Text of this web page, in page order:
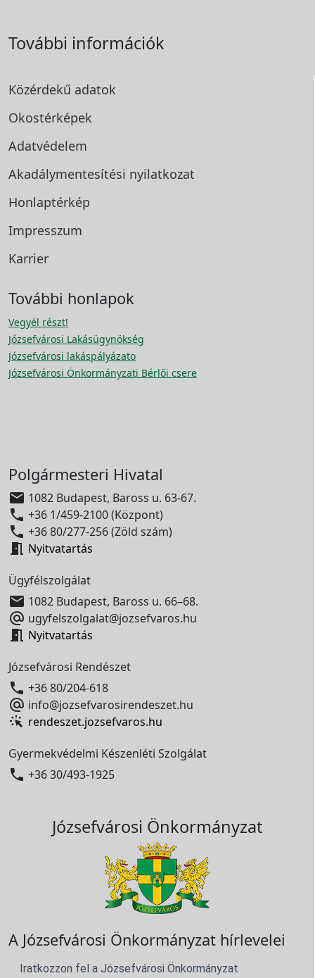
További információk
Közérdekű adatok
Okostérképek
Adatvédelem
Akadálymentesítési nyilatkozat
Honlaptérkép
Impresszum
Karrier
További honlapok
Vegyél részt!
Józsefvárosi Lakásügynökség
Józsefvárosi lakáspályázato
Józsefvárosi Önkormányzati Bérlői csere
Polgármesteri Hivatal
 1082 Budapest, Baross u. 63-67.
 +36 1/459-2100 (Központ)
 +36 80/277-256 (Zöld szám)
 Nyitvatartás
Ügyfélszolgálat
 1082 Budapest, Baross u. 66–68.
 ugyfelszolgalat@jozsefvaros.hu
 Nyitvatartás
Józsefvárosi Rendészet
 +36 80/204-618
 info@jozsefvarosirendeszet.hu
rendeszet.jozsefvaros.hu
Gyermekvédelmi Készenléti Szolgálat
 +36 30/493-1925
Józsefvárosi Önkormányzat
A Józsefvárosi Önkormányzat hírlevelei
Iratkozzon fel a Józsefvárosi Önkormányzat